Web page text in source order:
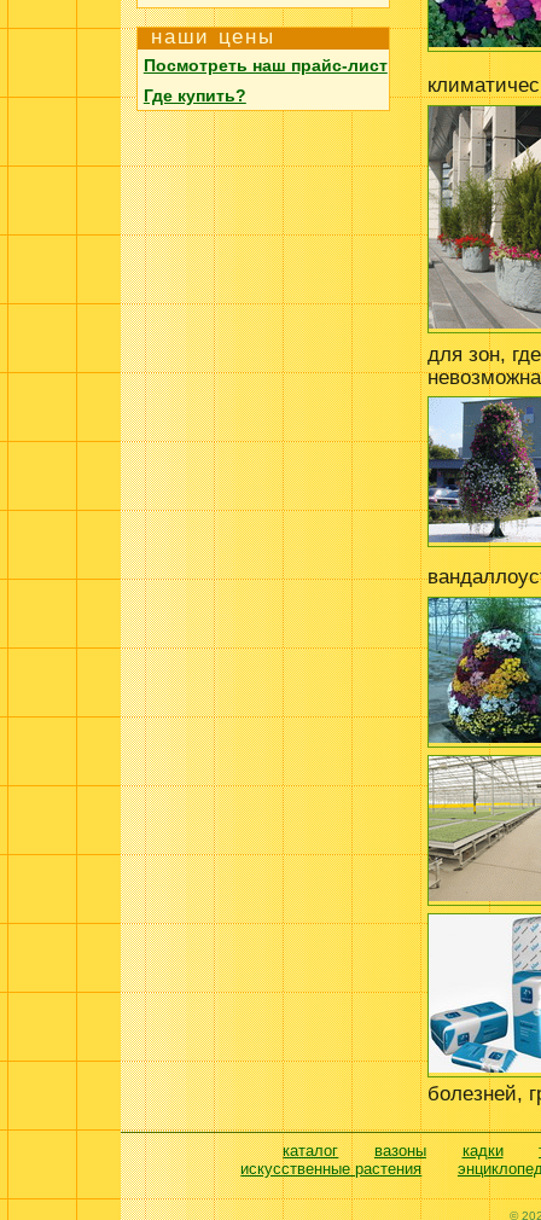
наши цены
Посмотреть наш прайс-лист
Где купить?
для зон,
болезней,
каталог вазоны кадки
искусственные растения
©